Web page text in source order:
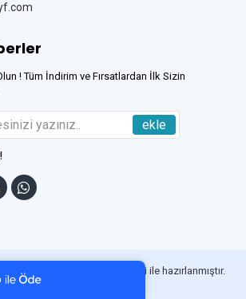
24 Canlı Destek
Sorunsuz Alışveriş
! Tüm İndirim ve Fırsatlardan İlk Sizin
ekle
Gelişmiş E-Ticaret sistemleri ile hazırlanmıştır.